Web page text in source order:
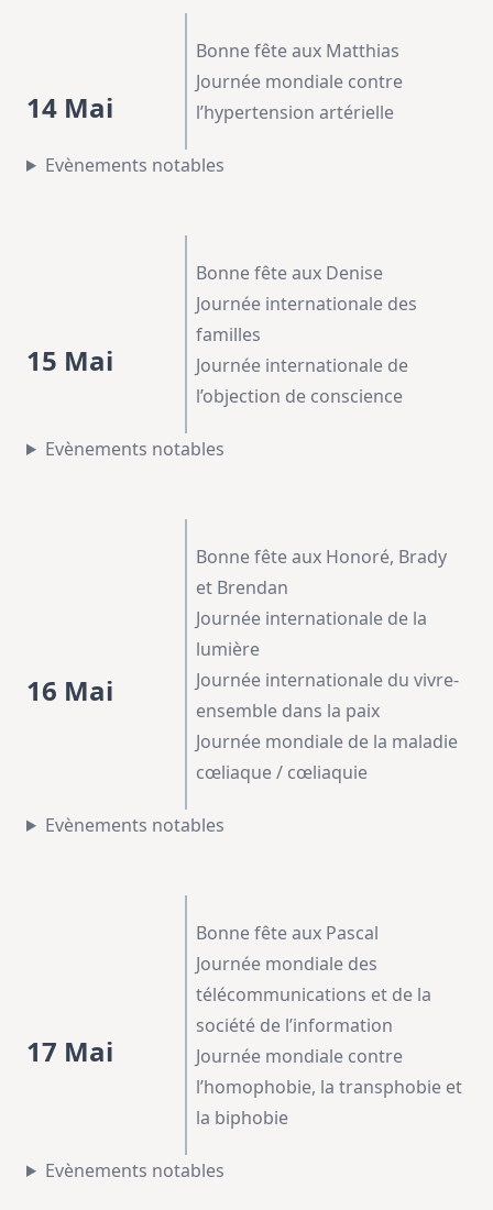
14 Mai
Bonne fête aux Matthias
Journée mondiale contre
l’hypertension artérielle
Evènements notables
15 Mai
Bonne fête aux Denise
Journée internationale des
familles
Journée internationale de
l’objection de conscience
Evènements notables
16 Mai
Bonne fête aux Honoré, Brady
et Brendan
Journée internationale de la
lumière
Journée internationale du vivre-
ensemble dans la paix
Journée mondiale de la maladie
cœliaque / cœliaquie
Evènements notables
17 Mai
Bonne fête aux Pascal
Journée mondiale des
télécommunications et de la
société de l’information
Journée mondiale contre
l’homophobie, la transphobie et
la biphobie
Evènements notables